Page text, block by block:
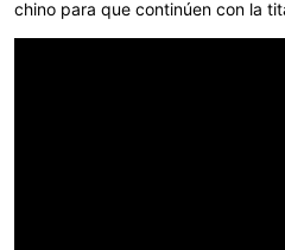
chino para que continúen con la